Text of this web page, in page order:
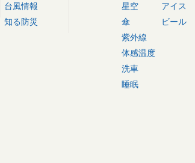
台風情報
知る防災
星空
傘
紫外線
体感温度
洗車
睡眠
アイス
ビール